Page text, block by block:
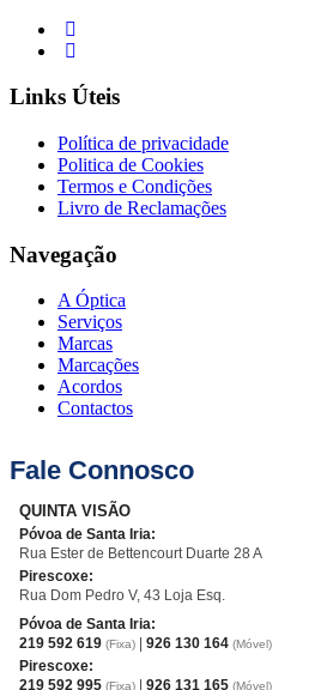
Links Úteis
Política de privacidade
Politica de Cookies
Termos e Condições
Livro de Reclamações
Navegação
A Óptica
Serviços
Marcas
Marcações
Acordos
Contactos
Fale Connosco
QUINTA VISÃO
Póvoa de Santa Iria:
Rua Ester de Bettencourt Duarte 28 A
Pirescoxe:
Rua Dom Pedro V, 43 Loja Esq.
Póvoa de Santa Iria:
219 592 619 (Fixa) | 926 130 164 (Móvel)
Pirescoxe:
219 592 995 (Fixa) | 926 131 165 (Móvel)